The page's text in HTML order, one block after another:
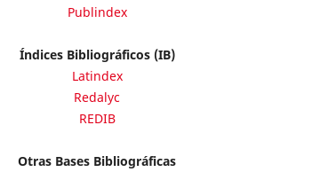
Publindex
Índices Bibliográficos (IB)
Latindex
Redalyc
REDIB
Otras Bases Bibliográficas